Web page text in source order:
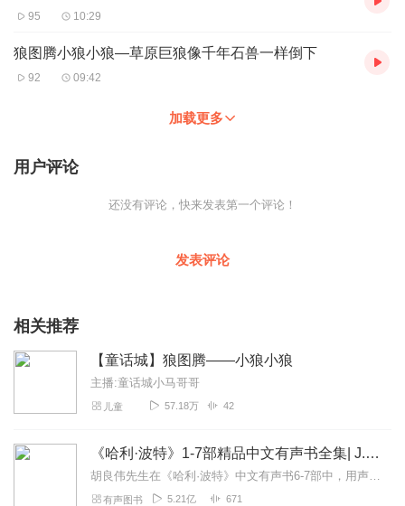
95 10:29
狼图腾小狼小狼—草原巨狼像千年石兽一样倒下
92 09:42
加载更多
用户评论
还没有评论，快来发表第一个评论！
发表评论
相关推荐
【童话城】狼图腾——小狼小狼
主播:童话城小马哥哥
儿童 57.18万 42
《哈利·波特》1-7部精品中文有声书全集| J.K.罗琳原著，光合积木演播
胡良伟先生在《哈利·波特》中文有声书6-7部中，用声音带领着大家继续魔法之旅。为保证作品的一致性，给大家带来完整的魔法体验，我们与版权方PottermoreP...
有声图书 5.21亿 671